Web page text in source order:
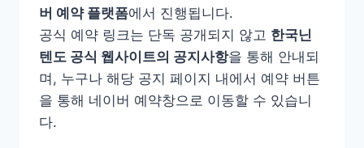
버 예약 플랫폼에서 진행됩니다.
공식 예약 링크는 단독 공개되지 않고 한국닌
텐도 공식 웹사이트의 공지사항을 통해 안내되
며, 누구나 해당 공지 페이지 내에서 예약 버튼
을 통해 네이버 예약창으로 이동할 수 있습니
다.